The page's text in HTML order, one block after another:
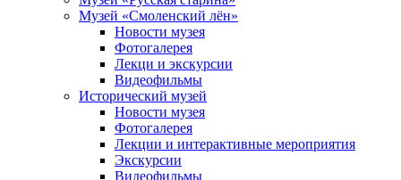
Музей «Смоленский лён»
Новости музея
Фотогалерея
Лекци и экскурсии
Видеофильмы
Исторический музей
Новости музея
Фотогалерея
Лекции и интерактивные мероприятия
Экскурсии
Видеофильмы